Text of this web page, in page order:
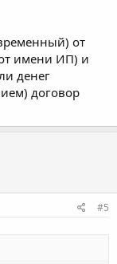
от
имени ИП) и
денег
договор
#5